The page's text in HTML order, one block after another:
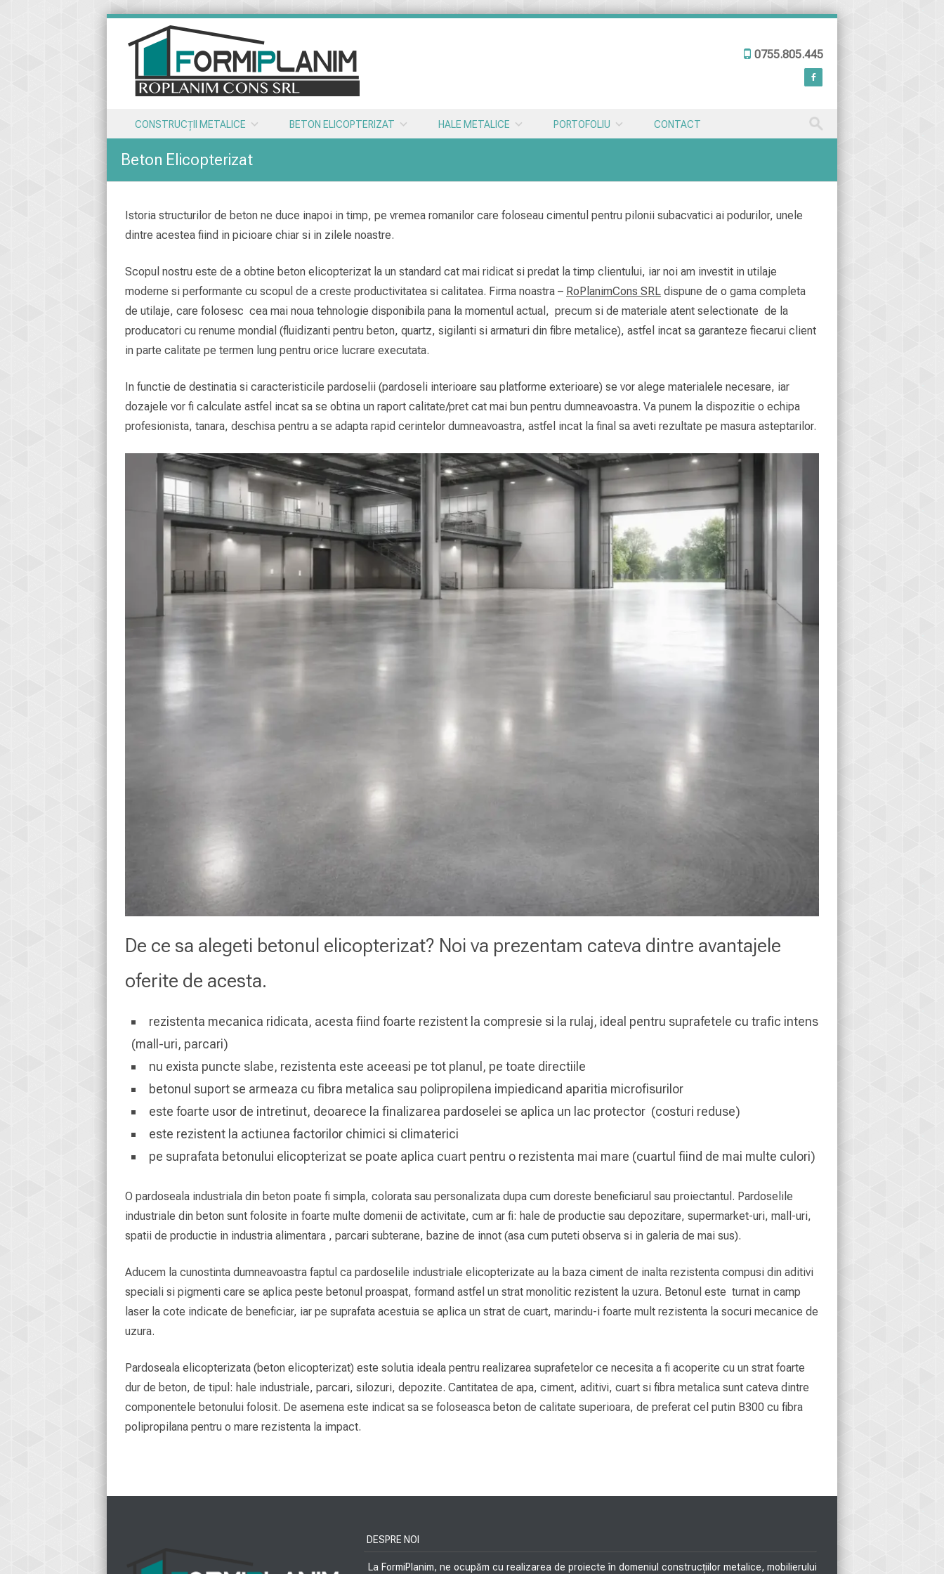
0755.805.445
Menu
CONSTRUCȚII METALICE BETON ELICOPTERIZAT HALE METALICE PORTOFOLIU CONTACT
Beton Elicopterizat
Istoria structurilor de beton ne duce inapoi in timp, pe vremea romanilor care foloseau cimentul pentru pilonii subacvatici ai podurilor, unele
dintre acestea fiind in picioare chiar si in zilele noastre.
Scopul nostru este de a obtine beton elicopterizat la un standard cat mai ridicat si predat la timp clientului, iar noi am investit in utilaje
moderne si performante cu scopul de a creste productivitatea si calitatea. Firma noastra – RoPlanimCons SRL dispune de o gama completa
de utilaje, care folosesc cea mai noua tehnologie disponibila pana la momentul actual, precum si de materiale atent selectionate de la
producatori cu renume mondial (fluidizanti pentru beton, quartz, sigilanti si armaturi din fibre metalice), astfel incat sa garanteze fiecarui client
in parte calitate pe termen lung pentru orice lucrare executata.
In functie de destinatia si caracteristicile pardoselii (pardoseli interioare sau platforme exterioare) se vor alege materialele necesare, iar
dozajele vor fi calculate astfel incat sa se obtina un raport calitate/pret cat mai bun pentru dumneavoastra. Va punem la dispozitie o echipa
profesionista, tanara, deschisa pentru a se adapta rapid cerintelor dumneavoastra, astfel incat la final sa aveti rezultate pe masura asteptarilor.
De ce sa alegeti betonul elicopterizat? Noi va prezentam cateva dintre avantajele
oferite de acesta.
rezistenta mecanica ridicata, acesta fiind foarte rezistent la compresie si la rulaj, ideal pentru suprafetele cu trafic intens
(mall-uri, parcari)
nu exista puncte slabe, rezistenta este aceeasi pe tot planul, pe toate directiile
betonul suport se armeaza cu fibra metalica sau polipropilena impiedicand aparitia microfisurilor
este foarte usor de intretinut, deoarece la finalizarea pardoselei se aplica un lac protector (costuri reduse)
este rezistent la actiunea factorilor chimici si climaterici
pe suprafata betonului elicopterizat se poate aplica cuart pentru o rezistenta mai mare (cuartul fiind de mai multe culori)
O pardoseala industriala din beton poate fi simpla, colorata sau personalizata dupa cum doreste beneficiarul sau proiectantul. Pardoselile
industriale din beton sunt folosite in foarte multe domenii de activitate, cum ar fi: hale de productie sau depozitare, supermarket-uri, mall-uri,
spatii de productie in industria alimentara , parcari subterane, bazine de innot (asa cum puteti observa si in galeria de mai sus).
Aducem la cunostinta dumneavoastra faptul ca pardoselile industriale elicopterizate au la baza ciment de inalta rezistenta compusi din aditivi
speciali si pigmenti care se aplica peste betonul proaspat, formand astfel un strat monolitic rezistent la uzura. Betonul este turnat in camp
laser la cote indicate de beneficiar, iar pe suprafata acestuia se aplica un strat de cuart, marindu-i foarte mult rezistenta la socuri mecanice de
uzura.
Pardoseala elicopterizata (beton elicopterizat) este solutia ideala pentru realizarea suprafetelor ce necesita a fi acoperite cu un strat foarte
dur de beton, de tipul: hale industriale, parcari, silozuri, depozite. Cantitatea de apa, ciment, aditivi, cuart si fibra metalica sunt cateva dintre
componentele betonului folosit. De asemena este indicat sa se foloseasca beton de calitate superioara, de preferat cel putin B300 cu fibra
polipropilana pentru o mare rezistenta la impact.
DESPRE NOI
La FormiPlanim, ne ocupăm cu realizarea de proiecte în domeniul construcțiilor metalice, mobilierului